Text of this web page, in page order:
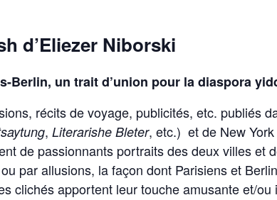
d’Eliezer Niborski
Berlin, un trait d’union pour la diaspora
récits de voyage, publicités, etc. publiés
, Literarishe Bleter, etc.) et de New York
de passionnants portraits des deux villes et
par allusions, la façon dont Parisiens et
clichés apportent leur touche amusante et/